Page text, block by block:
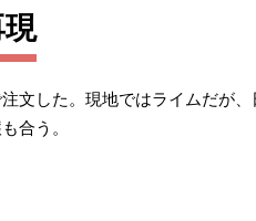
した。現地ではライムだが、
合う。